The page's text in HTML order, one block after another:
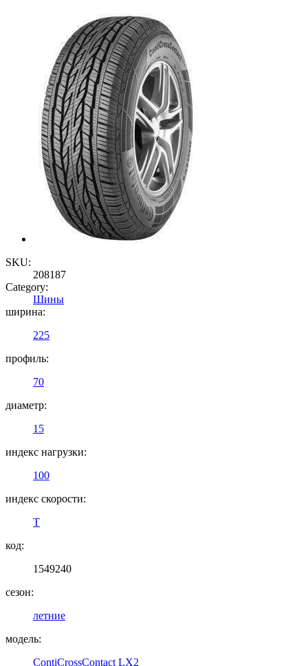
SKU:
208187
Category:
Шины
ширина:
225
профиль:
70
диаметр:
15
индекс нагрузки:
100
индекс скорости:
T
код:
1549240
сезон:
летние
модель:
ContiCrossContact LX2